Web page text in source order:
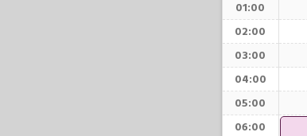
01:00
02:00
03:00
04:00
05:00
06:00